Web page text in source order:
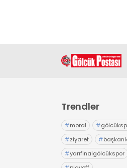
Trendler
#moral #
#ziyaret #
#yarıfinalgölcükspor